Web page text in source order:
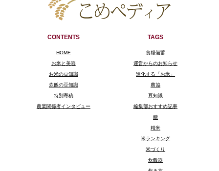
CONTENTS
HOME
お米と美容
お米の豆知識
炊飯の豆知識
特別寄稿
農業関係者インタビュー
TAGS
食糧備蓄
運営からのお知らせ
進化する「お米」
農協
豆知識
編集部おすすめ記事
糠
精米
米ランキング
米づくり
炊飯器